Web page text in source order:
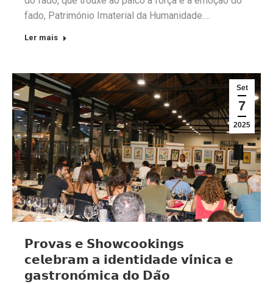
fado, Património Imaterial da Humanidade.…
Ler mais
Set
7
2025
𝗣𝗿𝗼𝘃𝗮𝘀 𝗲 𝗦𝗵𝗼𝘄𝗰𝗼𝗼𝗸𝗶𝗻𝗴𝘀
𝗰𝗲𝗹𝗲𝗯𝗿𝗮𝗺 𝗮 𝗶𝗱𝗲𝗻𝘁𝗶𝗱𝗮𝗱𝗲 𝘃𝗶́𝗻𝗶𝗰𝗮 𝗲
𝗴𝗮𝘀𝘁𝗿𝗼𝗻𝗼́𝗺𝗶𝗰𝗮 𝗱𝗼 𝗗𝗮̃𝗼